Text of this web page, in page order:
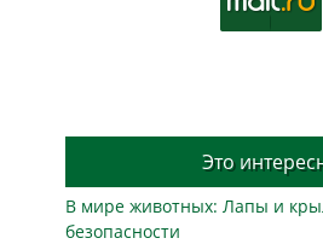
Это
В мире животных: Лапы и
безопасности